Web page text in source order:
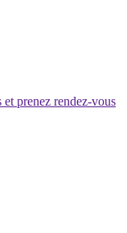
et prenez rendez-vous